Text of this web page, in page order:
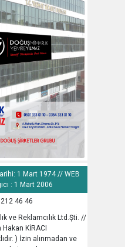
1 Mart 1974 // WEB
: 1 Mart 2006
46 46
ve Reklamcılık Ltd.Şti. //
KİRACI
) İzin alınmadan ve